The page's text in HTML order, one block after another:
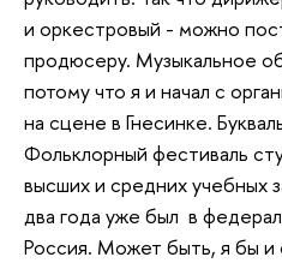
и оркестровый - можно
продюсеру. Музыкальное
потому что я и начал с
на сцене в Гнесинке.
Фольклорный фестиваль
высших и средних учебных
два года уже был в
Россия. Может быть, я бы и